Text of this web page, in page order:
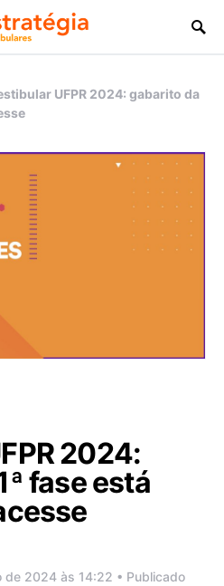
UFPR 2024: gabarito da
2024:
fase está
de 2024 às 14:22 • Publicado